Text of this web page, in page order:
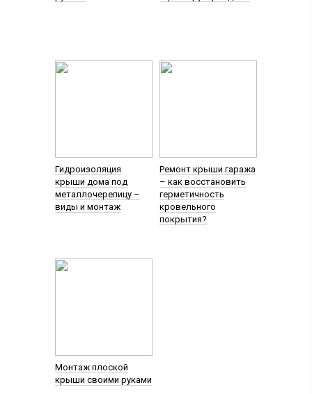
Гидроизоляция
крыши дома под
металлочерепицу –
виды и монтаж
Ремонт крыши гаража
– как восстановить
герметичность
кровельного
покрытия?
Монтаж плоской
крыши своими руками